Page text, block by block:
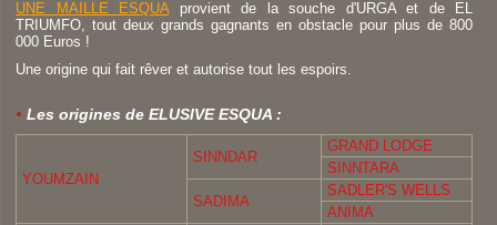
UNE MAILLE ESQUAprovient de la souche d'URGA et de EL
TRIUMFO, tout deux grands gagnants en obstacle pour plus de 800
000 Euros !
Une origine qui fait rêver et autorise tout les espoirs.
Les origines de ELUSIVE ESQUA :
YOUMZAIN
SINNDAR
GRAND LODGE
SINNTARA
SADIMA
SADLER'S WELLS
ANIMA